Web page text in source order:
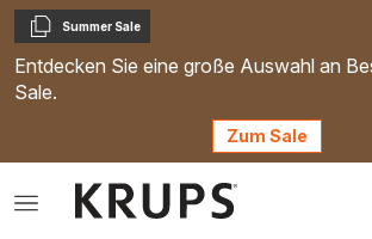
Kopieren
Summer Sale
Entdecken Sie eine große Auswahl an
Sale.
Zum Sale
Das